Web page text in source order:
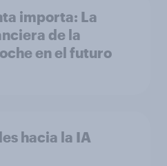
importa: La
de la
en el futuro
hacia la IA